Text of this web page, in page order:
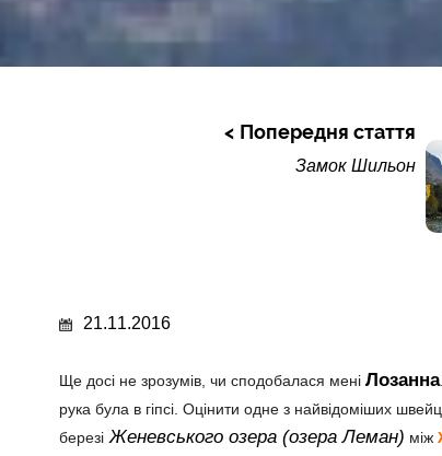
Попередня стаття
Замок Шильон
21.11.2016
Ще досі не зрозумів, чи сподобалася мені Лозанна
рука була в гіпсі. Оцінити одне з найвідоміших
березі Женевського озера (озера Леман) між